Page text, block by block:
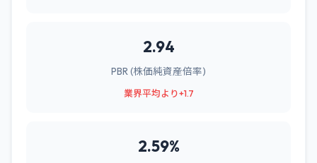
2.94
PBR (株価純資産倍率)
業界平均より+1.7
2.59%